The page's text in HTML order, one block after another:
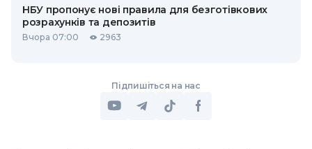
НБУ пропонує нові правила для безготівкових
розрахунків та депозитів
Вчора 07:00 2963
Підпишіться на нас